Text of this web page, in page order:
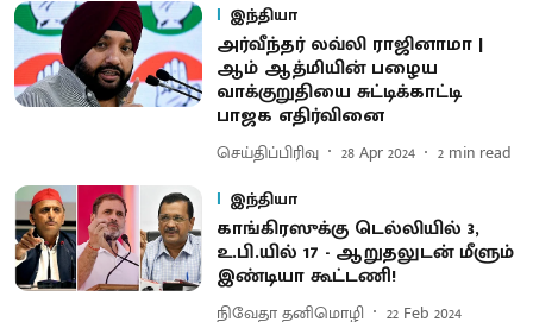
இந்தியா
அர்வீந்தர் லவ்லி ராஜினாமா |
ஆம் ஆத்மியின் பழைய
வாக்குறுதியை சுட்டிக்காட்டி
பாஜக எதிர்வினை
செய்திப்பிரிவு 28 Apr 2024 2 min read
இந்தியா
காங்கிரஸுக்கு டெல்லியில் 3,
உ.பி.யில் 17 - ஆறுதலுடன் மீளும்
இண்டியா கூட்டணி!
நிவேதா தனிமொழி
22 Feb 2024